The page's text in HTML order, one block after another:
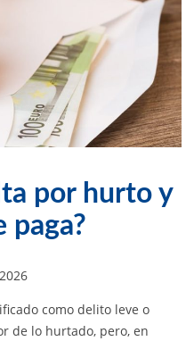
por hurto y
paga?
como delito leve o
de lo hurtado, pero, en